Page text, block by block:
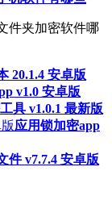
件夹加密软件哪
20.1.4 安卓版
v1.0 安卓版
具 v1.0.1 最新版
应用锁加密app
件 v7.7.4 安卓版